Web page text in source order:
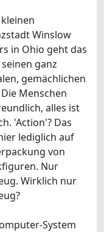
Winslow
in Ohio geht das
ganz
gemächlichen
Menschen
alles ist
'Action'? Das
lediglich auf
von
Nur
Wirklich nur
System